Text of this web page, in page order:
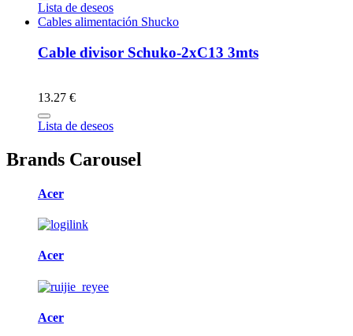
Lista de deseos
Cables alimentación Shucko
Cable divisor Schuko-2xC13 3mts
13.27 €
Lista de deseos
Brands Carousel
Acer
Acer
Acer